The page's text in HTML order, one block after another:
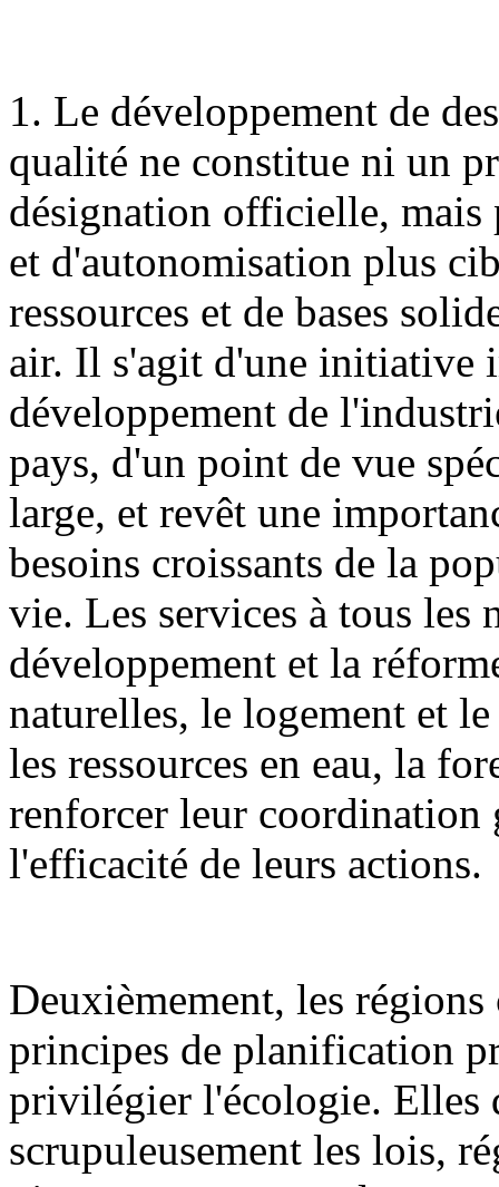
1. Le développement de
qualité ne constitue ni un
désignation officielle, mais
et d'autonomisation plus
ressources et de bases
air. Il s'agit d'une initiative
développement de
pays, d'un point de vue
large, et revêt une
besoins croissants de la
vie. Les services à tous les
développement et la
naturelles, le logement et
les ressources en eau, la
renforcer leur coordination
l'efficacité de leurs actions.
Deuxièmement, les
principes de planification
privilégier l'écologie. Elles
scrupuleusement les lois,